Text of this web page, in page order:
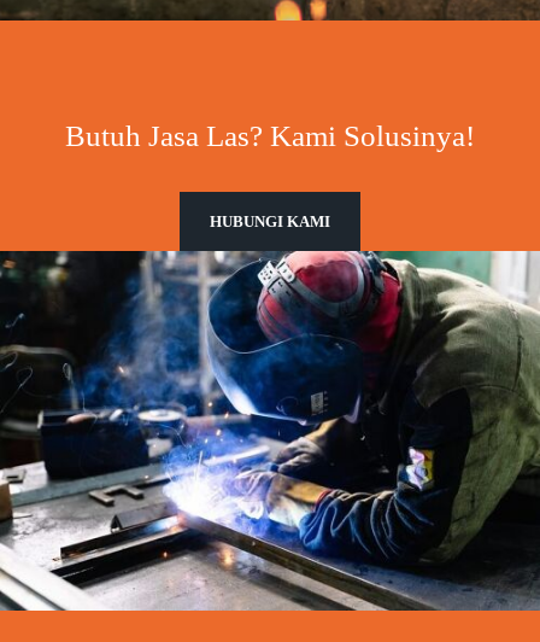
Butuh Jasa Las? Kami Solusinya!
HUBUNGI KAMI